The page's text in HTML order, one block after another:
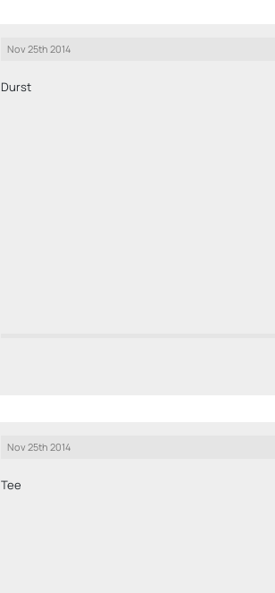
Nov 25th 2014
Durst
Nov 25th 2014
Tee